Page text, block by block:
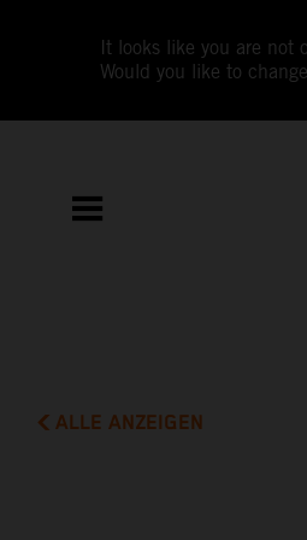
It looks like you are not
Would you like to
ALLE ANZEIGEN